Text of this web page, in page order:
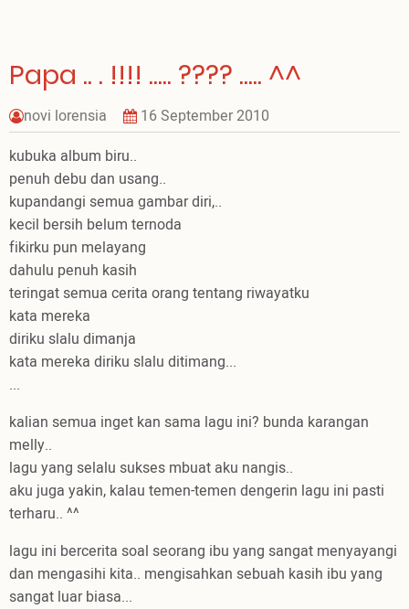
Papa .. . !!!! ..... ???? ..... ^^
novi lorensia
16 September 2010
kubuka album biru..
penuh debu dan usang..
kupandangi semua gambar diri,..
kecil bersih belum ternoda
fikirku pun melayang
dahulu penuh kasih
teringat semua cerita orang tentang riwayatku
kata mereka
diriku slalu dimanja
kata mereka diriku slalu ditimang...
...
kalian semua inget kan sama lagu ini? bunda karangan
melly..
lagu yang selalu sukses mbuat aku nangis..
aku juga yakin, kalau temen-temen dengerin lagu ini pasti
terharu.. ^^
lagu ini bercerita soal seorang ibu yang sangat menyayangi
dan mengasihi kita.. mengisahkan sebuah kasih ibu yang
sangat luar biasa...